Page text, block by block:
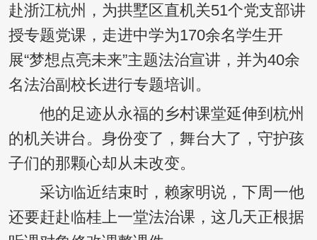
赴浙江杭州，为拱墅区直机关51个党支部讲
授专题党课，走进中学为170余名学生开
展“梦想点亮未来”主题法治宣讲，并为40余
名法治副校长进行专题培训。
他的足迹从永福的乡村课堂延伸到杭州
的机关讲台。身份变了，舞台大了，守护孩
子们的那颗心却从未改变。
采访临近结束时，赖家明说，下周一他
还要赶赴临桂上一堂法治课，这几天正根据